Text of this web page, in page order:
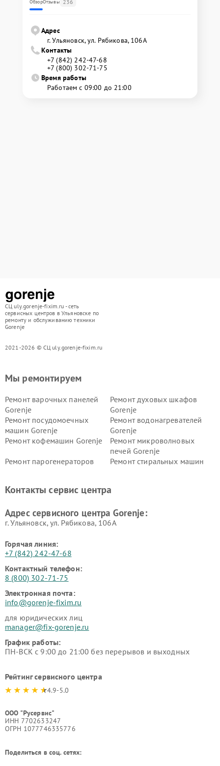
ОбзорОтзывы 236
Адрес
г. Ульяновск, ул. Рябикова, 106А
Контакты
+7 (842) 242-47-68
+7 (800) 302-71-75
Время работы
Работаем с 09:00 до 21:00
СЦ uly.gorenje-fixim.ru - сеть
сервисных центров в Ульяновске по
ремонту и обслуживанию техники
Gorenje
2021-2026 © СЦ uly.gorenje-fixim.ru
Мы ремонтируем
Ремонт варочных панелей
Gorenje
Ремонт духовых шкафов
Gorenje
Ремонт посудомоечных
машин Gorenje
Ремонт водонагревателей
Gorenje
Ремонт кофемашин Gorenje
Ремонт микроволновых
печей Gorenje
Ремонт парогенераторов
Ремонт стиральных машин
Контакты сервис центра
Адрес сервисного центра Gorenje:
г. Ульяновск, ул. Рябикова, 106А
Горячая линия:
+7 (842) 242-47-68
Контактный телефон:
8 (800) 302-71-75
Электронная почта:
info@gorenje-fixim.ru
для юридических лиц
manager@fix-gorenje.ru
График работы:
ПН-ВСК с 9:00 до 21:00 без перерывов и выходных
Рейтинг сервисного центра
4.9-5.0
ООО "Русервис"
ИНН 7702633247
ОГРН 1077746335776
Поделиться в соц. сетях: